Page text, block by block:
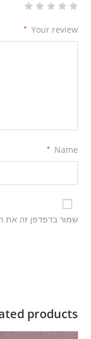
Your review
*
Name
*
שמור בדפדפן זה את
products